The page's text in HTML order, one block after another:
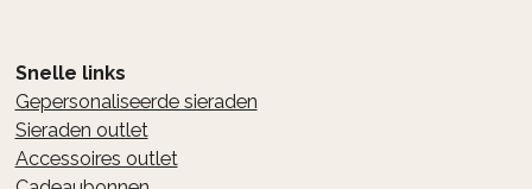
Snelle links
Gepersonaliseerde sieraden
Sieraden outlet
Accessoires outlet